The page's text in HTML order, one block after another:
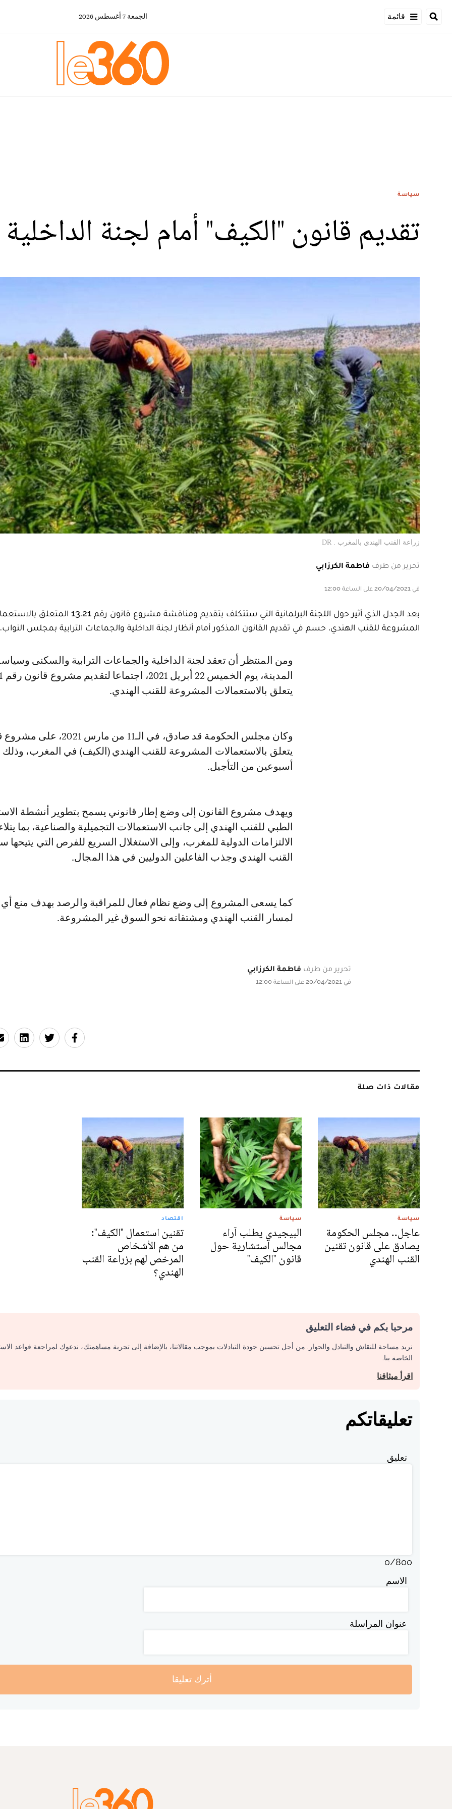
قائمة الجمعة 7 أغسطس 2026
سياسة
تقديم قانون "الكيف" أمام لجنة
زراعة القنب الهندي بالمغرب . DR
تحرير من طرف فاطمة الكرزابي
في 20/04/2021 على الساعة 12:00
بعد الجدل الذي أثير حول اللجنة البرلمانية التي ستتكلف بتقديم ومناقشة مشروع قانون رقم
المشروعة للقنب الهندي، حسم في تقديم القانون المذكور أمام أنظار لجنة الداخلية والجماعات الترابية بمجلس النواب.
ومن المنتظر أن تعقد لجنة الداخلية والجماعات الترابية والسكنى وسياسة
يتعلق بالاستعمالات المشروعة للقنب الهندي.
وكان مجلس الحكومة قد صادق، في الـ11 من مارس
يتعلق بالاستعمالات المشروعة للقنب الهندي (الكيف) في المغرب، وذلك
أسبوعين من التأجيل.
ويهدف مشروع القانون إلى وضع إطار قانوني يسمح بتطوير أنشطة
الطبي للقنب الهندي إلى جانب الاستعمالات التجميلية والصناعية، بما
الالتزامات الدولية للمغرب، وإلى الاستغلال السريع للفرص التي يتيحها
القنب الهندي وجذب الفاعلين الدوليين في هذا المجال.
كما يسعى المشروع إلى وضع نظام فعال للمراقبة والرصد بهدف منع أي
لمسار القنب الهندي ومشتقاته نحو السوق غير المشروعة.
تحرير من طرف فاطمة الكرزابي
في 20/04/2021 على الساعة 12:00
مقالات ذات صلة
سياسة
عاجل.. مجلس الحكومة
يصادق على قانون تقنين
القنب الهندي
سياسة
البيجيدي يطلب آراء
مجالس استشارية حول
قانون "الكيف"
اقتصاد
تقنين استعمال "الكيف":
من هم الأشخاص
المرخص لهم بزراعة القنب
الهندي؟
مرحبا بكم في فضاء التعليق
نريد مساحة للنقاش والتبادل والحوار. من أجل تحسين جودة التبادلات بموجب مقالاتنا، بالإضافة إلى تجربة مساهمتك، ندعوك لمراجعة قواعد
الخاصة بنا.
اقرأ ميثاقنا
تعليقاتكم
تعليق
0/800
الاسم
عنوان المراسلة
أترك تعليقا